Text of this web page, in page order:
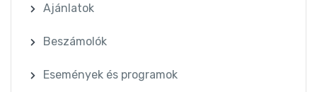
Ajánlatok
Beszámolók
Események és programok